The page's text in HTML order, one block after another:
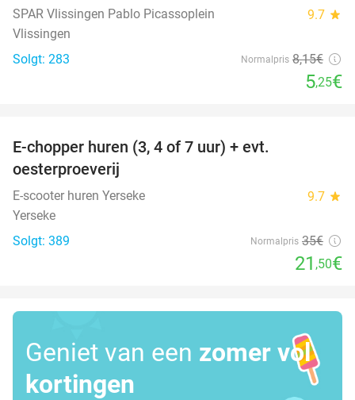
SPAR Vlissingen Pablo Picassoplein 9.7 star
Vlissingen
Solgt: 283
Normalpris 8,15€
5,25€
E-chopper huren (3, 4 of 7 uur) + evt.
oesterproeverij
E-scooter huren Yerseke 9.7 star
Yerseke
Solgt: 389
Normalpris 35€
21 ,50€
Geniet van een zomer vol
kortingen